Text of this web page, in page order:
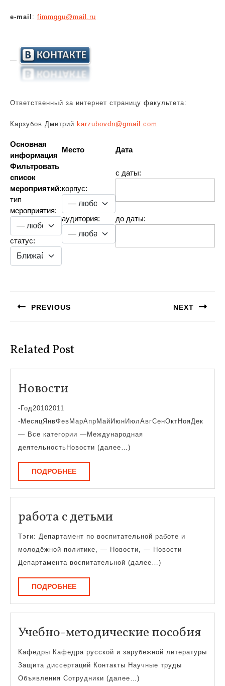
e-mail : fimmggu@mail.ru
—
Ответственный за интернет страницу факультета:
Карзубов Дмитрий karzubovdn@gmail.com
Основная
информация
Место
Дата
Фильтровать
список
мероприятий:
тип
мероприятия:
статус:
корпус:
аудитория:
с даты:
до даты:
записям
PREVIOUS NEXT
Related Post
Новости
-Год20102011
-МесяцЯнвФевМарАпрМайИюнИюлАвгСенОктНояДек
— Все категории —Международная
деятельностьНовости (далее…)
ПОДРОБНЕЕПОДРОБНЕЕ
работа с детьми
с
детьми
Тэги: Департамент по воспитательной работе и
молодёжной политике, — Новости, — Новости
Департамента воспитательной (далее…)
ПОДРОБНЕЕПОДРОБНЕЕ
Учебно-методические пособия
Кафедры Кафедра русской и зарубежной литературы
Защита диссертаций Контакты Научные труды
Объявления Сотрудники (далее…)